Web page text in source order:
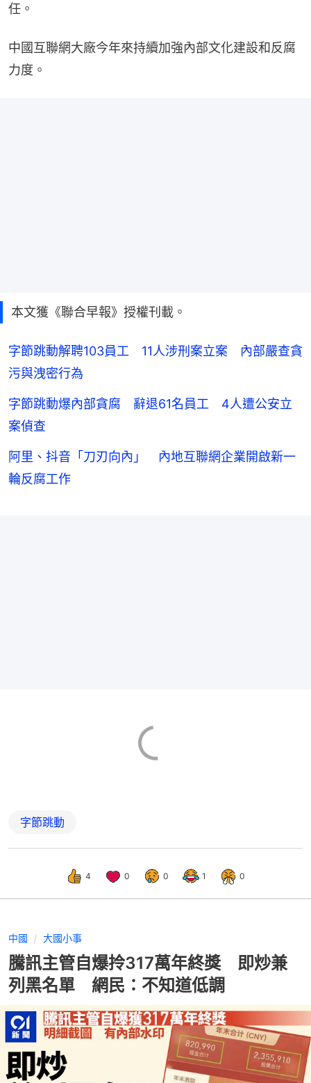
任。
中國互聯網大廠今年來持續加強內部文化建設和反腐
力度。
本文獲《聯合早報》授權刊載。
字節跳動解聘103員工 11人涉刑案立案 內部嚴查貪
污與洩密行為
字節跳動爆內部貪腐 辭退61名員工 4人遭公安立
案偵查
阿里、抖音「刀刃向內」 內地互聯網企業開啟新一
輪反腐工作
字節跳動
4 0 0 1 0
中國 大國小事
騰訊主管自爆拎317萬年終獎 即炒兼
列黑名單 網民：不知道低調